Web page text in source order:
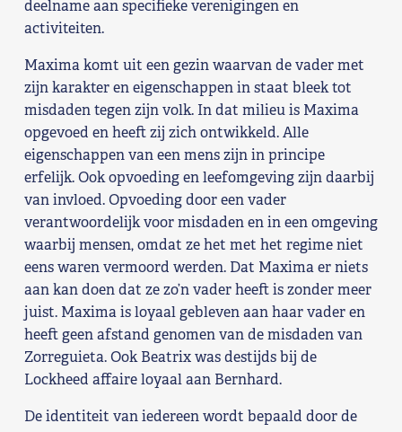
deelname aan specifieke verenigingen en
activiteiten.
Maxima komt uit een gezin waarvan de vader met
zijn karakter en eigenschappen in staat bleek tot
misdaden tegen zijn volk. In dat milieu is Maxima
opgevoed en heeft zij zich ontwikkeld. Alle
eigenschappen van een mens zijn in principe
erfelijk. Ook opvoeding en leefomgeving zijn daarbij
van invloed. Opvoeding door een vader
verantwoordelijk voor misdaden en in een omgeving
waarbij mensen, omdat ze het met het regime niet
eens waren vermoord werden. Dat Maxima er niets
aan kan doen dat ze zo’n vader heeft is zonder meer
juist. Maxima is loyaal gebleven aan haar vader en
heeft geen afstand genomen van de misdaden van
Zorreguieta. Ook Beatrix was destijds bij de
Lockheed affaire loyaal aan Bernhard.
De identiteit van iedereen wordt bepaald door de